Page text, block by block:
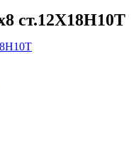
ст.12Х18Н10Т